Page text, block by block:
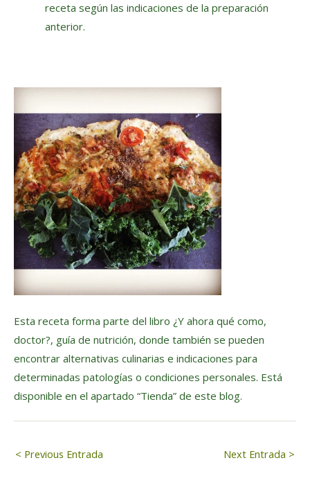
receta según las indicaciones de la preparación
anterior.
Esta receta forma parte del libro ¿Y ahora qué como,
doctor?, guía de nutrición, donde también se pueden
encontrar alternativas culinarias e indicaciones para
determinadas patologías o condiciones personales. Está
disponible en el apartado “Tienda” de este blog.
Navegación
< Previous Entrada Next Entrada >